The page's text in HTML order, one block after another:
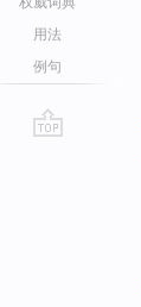
用法
例句